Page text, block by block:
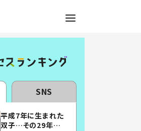
SNS
平成7年に生まれた
双子…その29年後